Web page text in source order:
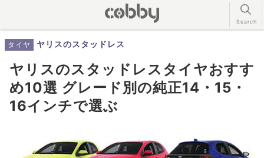
タイヤ ヤリスのスタッドレス
ヤリスのスタッドレスタイヤおすす
め10選 グレード別の純正14・15・
16インチで選ぶ